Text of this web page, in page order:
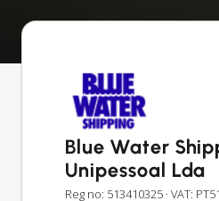
Blue Water
Unipessoal Lda
Reg no: 513410325 · VAT: